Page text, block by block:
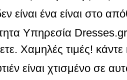
είναι ένα είναι στο
Υπηρεσία
Χαμηλές τιμές! κάντε
είναι χτισμένο σε